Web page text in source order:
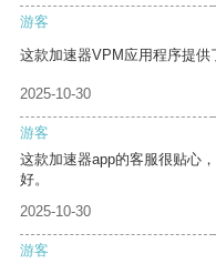
游客
这款加速器VPM应用程序提供
2025-10-30
游客
这款加速器app的客服很贴心
好。
2025-10-30
游客